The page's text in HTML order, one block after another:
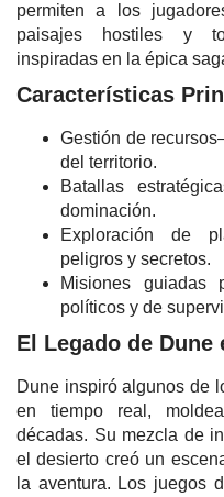
permiten a los
paisajes hostiles y
inspiradas en la épica
Características
Gestión de
del territorio.
Batallas
dominación.
Exploración de
peligros y secretos.
Misiones guiadas
políticos y de
El Legado de
Dune inspiró algunos de
en tiempo real,
décadas. Su mezcla de
el desierto creó un
la aventura. Los juegos